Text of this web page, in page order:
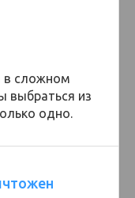
в сложном
выбраться из
одно.